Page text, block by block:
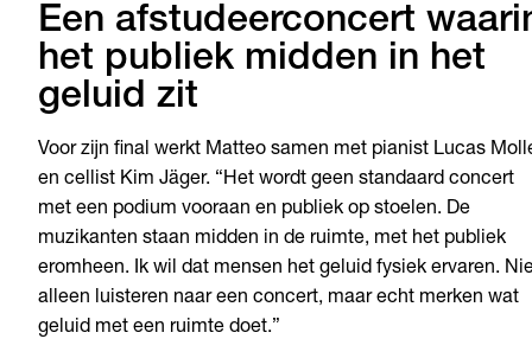
Een afstudeerconcert
het publiek midden in het
geluid zit
Voor zijn final werkt Matteo samen met pianist Lucas
en cellist Kim Jäger. “Het wordt geen standaard concert
met een podium vooraan en publiek op stoelen. De
muzikanten staan midden in de ruimte, met het publiek
eromheen. Ik wil dat mensen het geluid fysiek ervaren.
alleen luisteren naar een concert, maar echt merken wat
geluid met een ruimte doet.”